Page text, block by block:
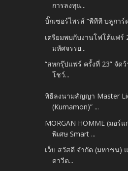
การลงทุน...
บิ๊กเซอร์ไพรส์ “พีทีที บลูการ์
เตรียมพบกับงานโฟโต้แฟร์
มหัศจรรย...
“สหกรุ๊ปแฟร์ ครั้งที่ 23” จัดว้
โชว์...
พิธีลงนามสัญญา Master
(Kumamon)” ...
MORGAN HOMME (มอร์
พิเศษ Smart ...
เว็บ สวัสดี จำกัด (มหาชน)
ดาวีต...